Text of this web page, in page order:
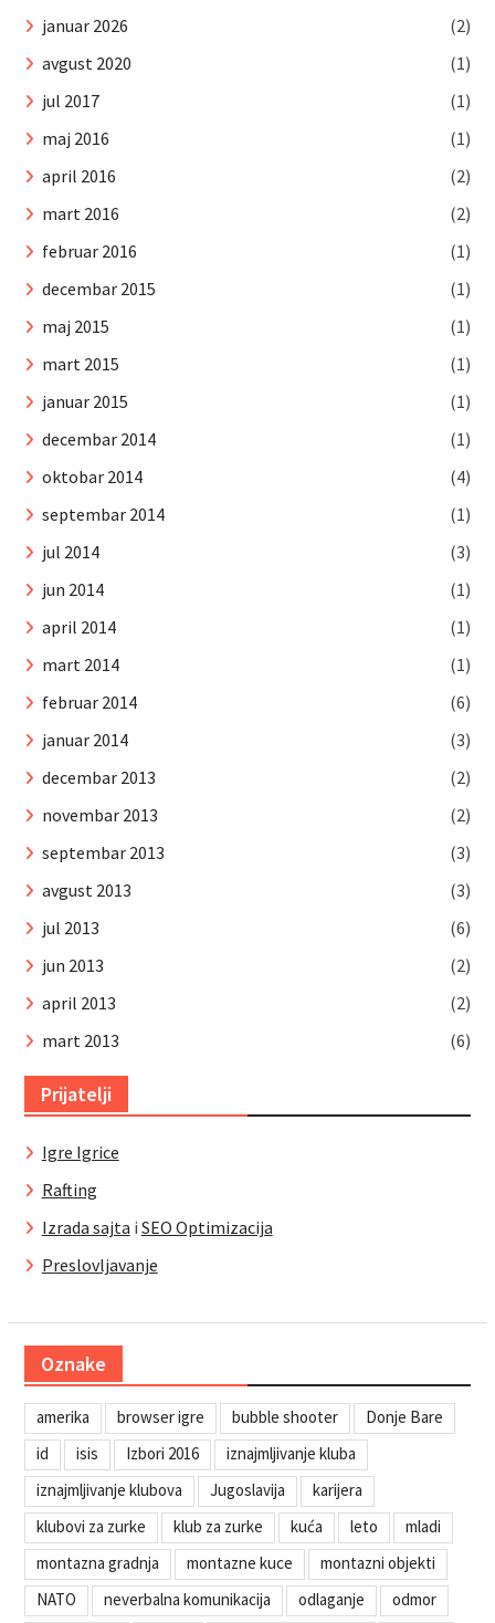
januar 2026
(2)
avgust 2020
(1)
jul 2017
(1)
maj 2016
(1)
april 2016
(2)
mart 2016
(2)
februar 2016
(1)
decembar 2015
(1)
maj 2015
(1)
mart 2015
(1)
januar 2015
(1)
decembar 2014
(1)
oktobar 2014
(4)
septembar 2014
(1)
jul 2014
(3)
jun 2014
(1)
april 2014
(1)
mart 2014
(1)
februar 2014
(6)
januar 2014
(3)
decembar 2013
(2)
novembar 2013
(2)
septembar 2013
(3)
avgust 2013
(3)
jul 2013
(6)
jun 2013
(2)
april 2013
(2)
mart 2013
(6)
Prijatelji
Igre Igrice
Rafting
Izrada sajta i SEO Optimizacija
Preslovljavanje
Oznake
amerika browser igre bubble shooter
Donje Bare
id
isis Izbori 2016
iznajmljivanje kluba
iznajmljivanje klubova
Jugoslavija
karijera
klubovi za zurke
klub za zurke kuća leto
mladi
montazna gradnja
montazne kuce
montazni objekti
NATO
neverbalna komunikacija odlaganje odmor